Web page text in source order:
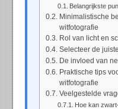
Belangrijkste
Minimalistische
witfotografie
Rol van licht en
Selecteer de
De invloed van
Praktische tips
witfotografie
Veelgestelde
Hoe kan